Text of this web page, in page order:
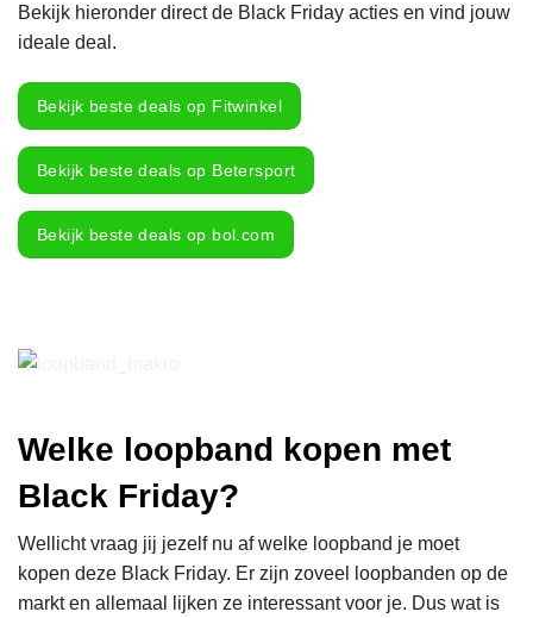
Bekijk hieronder direct de Black Friday acties en vind jouw
ideale deal.
Bekijk beste deals op Fitwinkel
Bekijk beste deals op Betersport
Bekijk beste deals op bol.com
Welke loopband kopen met
Black Friday?
Wellicht vraag jij jezelf nu af welke loopband je moet
kopen deze Black Friday. Er zijn zoveel loopbanden op de
markt en allemaal lijken ze interessant voor je. Dus wat is